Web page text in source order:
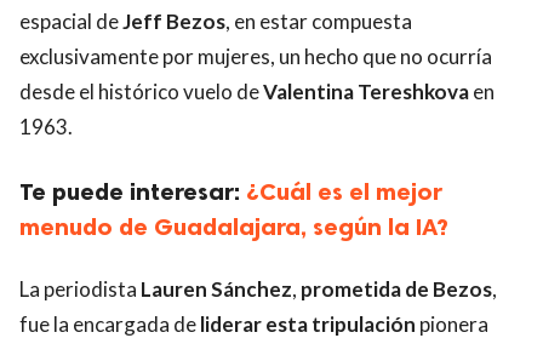
espacial deJeff Bezos, en estar compuesta
exclusivamente por mujeres, un hecho que no ocurría
desde el histórico vuelo deValentina Tereshkovaen
1963.
Te puede interesar: ¿Cuál es el mejor
menudo de Guadalajara, según la IA?
La periodista Lauren Sánchez, prometida de Bezos,
fue la encargada deliderar esta tripulación pionera